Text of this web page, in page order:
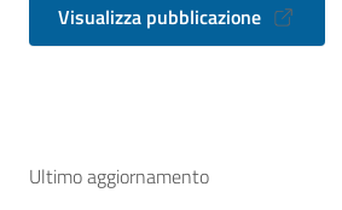
Visualizza pubblicazione
Ultimo aggiornamento